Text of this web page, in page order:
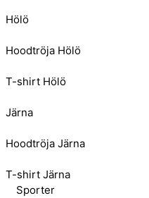
Hölö
Hoodtröja Hölö
T-shirt Hölö
Järna
Hoodtröja Järna
T-shirt Järna
Sporter